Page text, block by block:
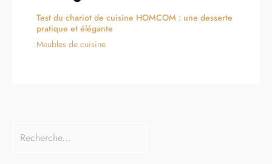
Test du chariot de cuisine HOMCOM : une desserte
pratique et élégante
Meubles de cuisine